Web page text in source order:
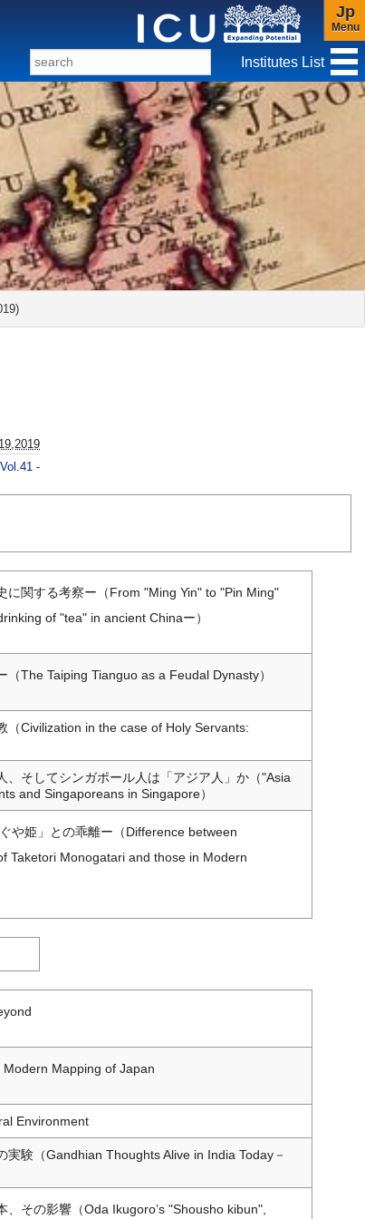
Jp
Menu
and Culture
for Gender Studies
Institutes List
-
に関する考察ー（From "Ming Yin" to "Pin Ming"
of "tea" in ancient Chinaー）
The Taiping Tianguo as a Feudal Dynasty）
（Civilization in the case of Holy Servants:
そしてシンガポール人は「アジア人」か（"Asia
and Singaporeans in Singapore）
や姫」との乖離ー（Difference between
Taketori Monogatari and those in Modern
Mapping of Japan
Environment
験（Gandhian Thoughts Alive in India Today－
その影響（Oda Ikugoro’s "Shousho kibun",